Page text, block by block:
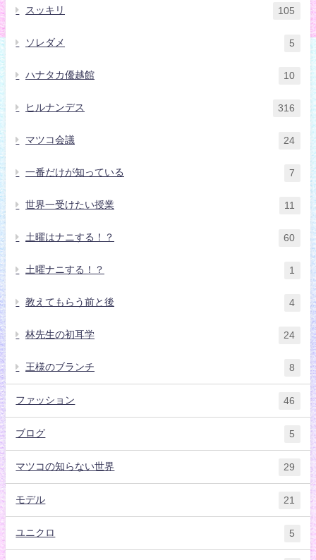
スッキリ 105
ソレダメ 5
ハナタカ優越館 10
ヒルナンデス 316
マツコ会議 24
一番だけが知っている 7
世界一受けたい授業 11
土曜はナニする！？ 60
土曜ナニする！？ 1
教えてもらう前と後 4
林先生の初耳学 24
王様のブランチ 8
ファッション 46
ブログ 5
マツコの知らない世界 29
モデル 21
ユニクロ 5